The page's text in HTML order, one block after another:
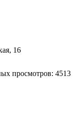
16
просмотров: 4513